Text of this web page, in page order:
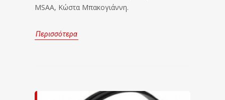
MSAA, Κώστα Μπακογιάννη.
Περισσότερα